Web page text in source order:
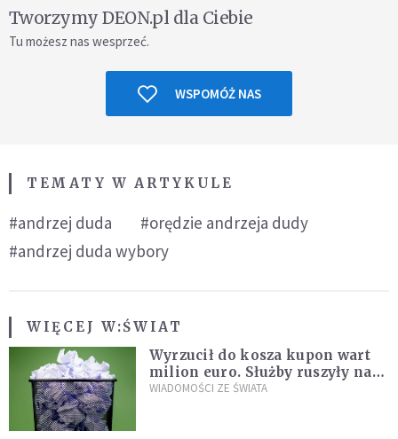
Tworzymy DEON.pl dla Ciebie
Tu możesz nas wesprzeć.
WSPOMÓŻ NAS
TEMATY W ARTYKULE
#andrzej duda
#orędzie andrzeja dudy
#andrzej duda wybory
WIĘCEJ W:ŚWIAT
Wyrzucił do kosza kupon wart
milion euro. Służby ruszyły na
poszukiwania
WIADOMOŚCI ZE ŚWIATA